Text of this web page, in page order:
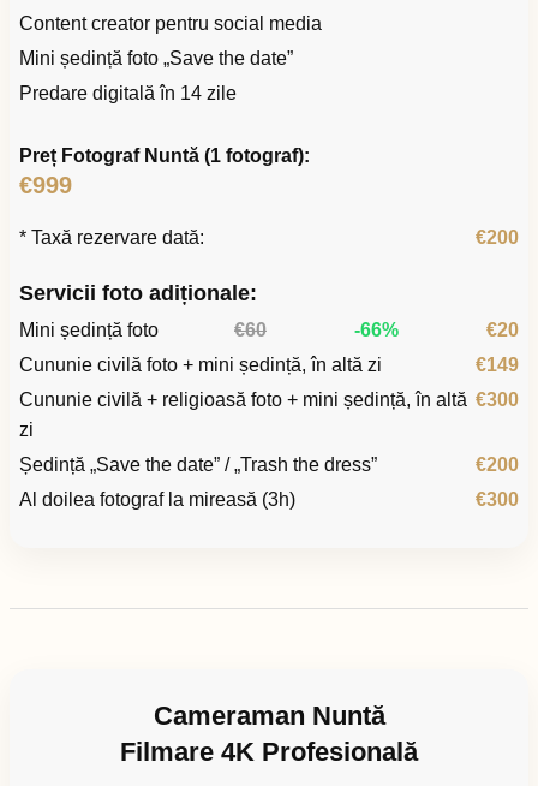
Content creator pentru social media
Mini ședință foto „Save the date”
Predare digitală în 14 zile
Preț Fotograf Nuntă (1 fotograf):
€999
* Taxă rezervare dată: €200
Servicii foto adiționale:
Mini ședință foto €60 -66%
€20
Cununie civilă foto + mini ședință, în altă zi
€149
Cununie civilă + religioasă foto + mini ședință, în altă
zi
€300
Ședință „Save the date” / „Trash the dress”
€200
Al doilea fotograf la mireasă (3h)
€300
Cameraman Nuntă
Filmare 4K Profesională